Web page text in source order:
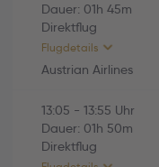
Di., 06.10.2026
16:00 Varna (VAR) -
16:50 Wien (VIE)
Economy
Dauer: 01h 45m
Direktflug
Flugdetails
Austrian Airlines
HINFLUG
Austrian Airlines
13:05 - 13:55 Uhr
Dauer: 01h 50m
Direktflug